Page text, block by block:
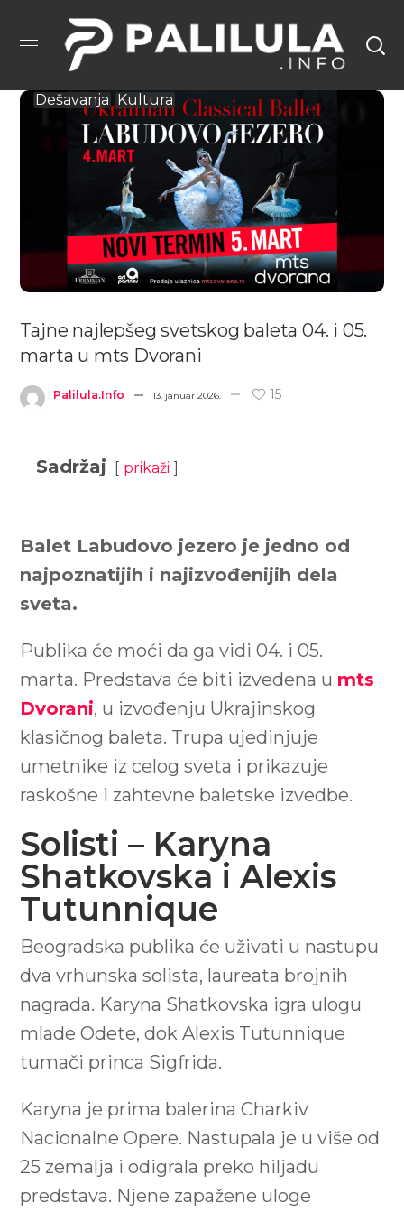
Dešavanja Kultura
Tajne najlepšeg svetskog baleta 04. i 05.
marta u mts Dvorani
Palilula.info 13. januar 2026. 15
Sadržaj prikaži
Balet Labudovo jezero je jedno od
najpoznatijih i najizvođenijih dela
sveta.
Publika će moći da ga vidi 04. i 05.
marta. Predstava će biti izvedena u mts
Dvorani, u izvođenju Ukrajinskog
klasičnog baleta. Trupa ujedinjuje
umetnike iz celog sveta i prikazuje
raskošne i zahtevne baletske izvedbe.
Solisti – Karyna
Shatkovska i Alexis
Tutunnique
Beogradska publika će uživati u nastupu
dva vrhunska solista, laureata brojnih
nagrada. Karyna Shatkovska igra ulogu
mlade Odete, dok Alexis Tutunnique
tumači princa Sigfrida.
Karyna je prima balerina Charkiv
Nacionalne Opere. Nastupala je u više od
25 zemalja i odigrala preko hiljadu
predstava. Njene zapažene uloge